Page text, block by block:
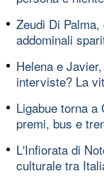
Zeudi Di
addominali
Helena e
interviste? La
Ligabue torna
premi, bus e
L'Infiorata di
culturale tra